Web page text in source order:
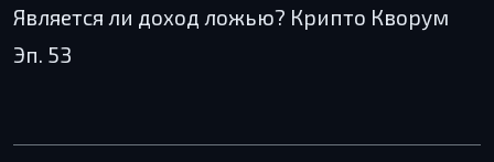
Является ли доход ложью? Крипто Кворум
Эп. 53